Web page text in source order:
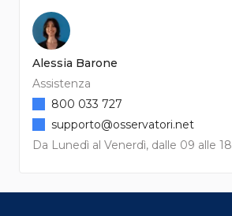
Alessia Barone
Assistenza
Da Lunedì al Venerdì, dalle 09 alle 18
800 033 727
supporto@osservatori.net